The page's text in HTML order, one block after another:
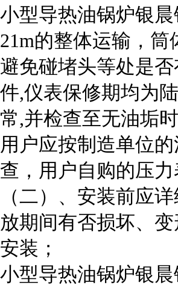
小型导热油锅炉银
21m的整体运输，
避免碰堵头等处是
件,仪表保修期均为
常,并检查至无油垢
用户应按制造单位
查，用户自购的压
（二）、安装前应
放期间有否损坏、
安装；
小型导热油锅炉银